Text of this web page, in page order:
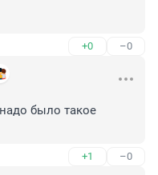
+0 –0
было такое
+1 –0